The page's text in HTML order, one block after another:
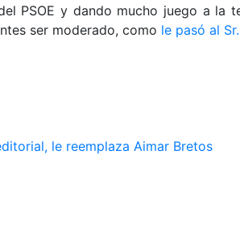
PSOE y dando mucho juego a la
ser moderado, como le pasó al
le reemplaza Aimar Bretos